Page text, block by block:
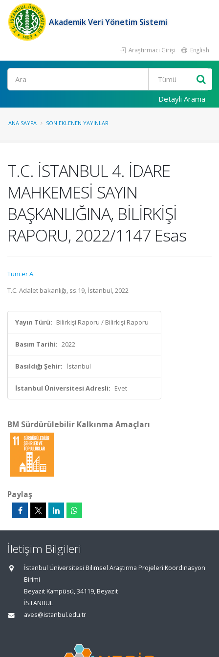
Akademik Veri Yönetim Sistemi
Araştırmacı Girişi English
Ara
Detaylı Arama
ANA SAYFA SON EKLENEN YAYINLAR
T.C. İSTANBUL 4. İDARE
MAHKEMESİ SAYIN
BAŞKANLIĞINA, BİLİRKİŞİ
RAPORU, 2022/1147 Esas
Tuncer A.
T.C. Adalet bakanlığı, ss.19, İstanbul, 2022
Yayın Türü: Bilirkişi Raporu / Bilirkişi Raporu
Basım Tarihi: 2022
Basıldığı Şehir: İstanbul
İstanbul Üniversitesi Adresli: Evet
BM Sürdürülebilir Kalkınma Amaçları
Paylaş
İletişim Bilgileri
İstanbul Üniversitesi Bilimsel Araştırma Projeleri Koordinasyon
Birimi
Beyazıt Kampüsü, 34119, Beyazıt
İSTANBUL
aves@istanbul.edu.tr